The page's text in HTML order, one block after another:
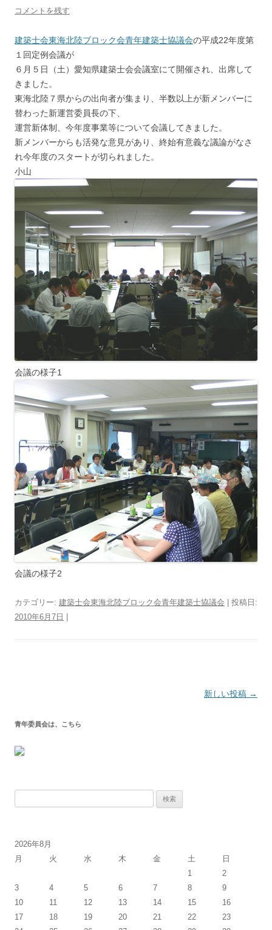
コメントを残す
建築士会東海北陸ブロック会青年建築士協議会の平成22年度第
１回定例会議が
６月５日（土）愛知県建築士会会議室にて開催され、出席して
きました。
東海北陸７県からの出向者が集まり、半数以上が新メンバーに
替わった新運営委員長の下、
運営新体制、今年度事業等について会議してきました。
新メンバーからも活発な意見があり、終始有意義な議論がなさ
れ今年度のスタートが切られました。
小山
会議の様子1
会議の様子2
カテゴリー: 建築士会東海北陸ブロック会青年建築士協議会 | 投稿日:
2010年6月7日
ナ
ビ
新しい投稿 →
青年委員会は、こちら
2026年8月
月
火 水 木 金 土
日
1
2
3
4 5 6 7 8
9
10
11 12 13 14 15
16
17
18 19 20 21 22
23